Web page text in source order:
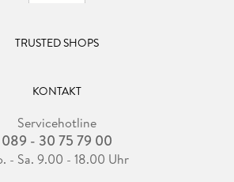
TRUSTED SHOPS
KONTAKT
Servicehotline
089 - 30 75 79 00
- Sa. 9.00 - 18.00 Uhr